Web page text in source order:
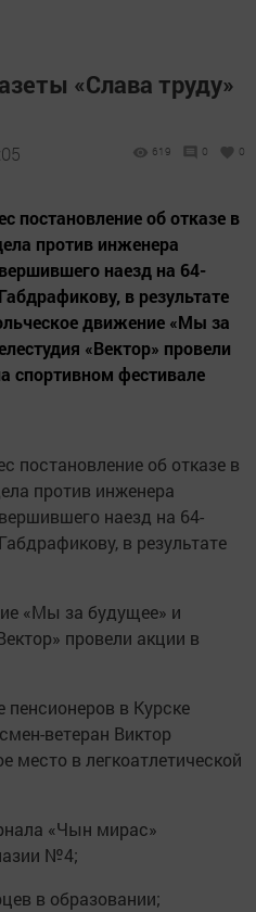
«Слава труду»
619 0 0
постановление об отказе в
против инженера
наезд на 64-
в результате
движение «Мы за
«Вектор» провели
спортивном фестивале
постановление об отказе в
против инженера
наезд на 64-
в результате
«Мы за будущее» и
провели акции в
в Курске
ветеран Виктор
место в легкоатлетической
«Чын мирас»
№4;
в образовании;